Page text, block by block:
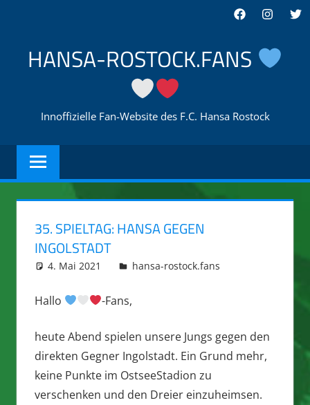
springen
Facebook
HANSA-ROSTOCK.FANS
Innoffizielle Fan-Website des F.C. Hansa Rostock
35. SPIELTAG: HANSA GEGEN
INGOLSTADT
4. Mai 2021 Tino Korth
hansa-rostock.fans
Hallo -Fans,
heute Abend spielen unsere Jungs gegen den
direkten Gegner Ingolstadt. Ein Grund mehr,
keine Punkte im OstseeStadion zu
verschenken und den Dreier einzuheimsen.